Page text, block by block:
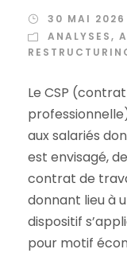
30 MAI 2026
ANALYSES,
Le CSP
aux salariés
est envisagé,
contrat de
donnant lieu à
dispositif
pour motif